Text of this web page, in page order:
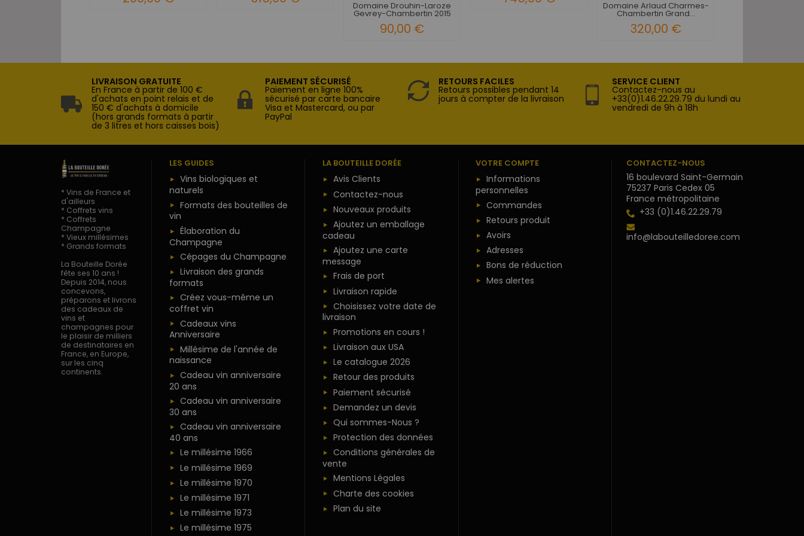
Domaine Drouhin-Laroze
Gevrey-Chambertin 2015
90,00 €
Domaine Arlaud Charmes-
Chambertin Grand...
320,00 €
LIVRAISON GRATUITE
En France à partir de 100 €
d'achats en point relais et de
150 € d'achats à domicile
(hors grands formats à partir
de 3 litres et hors caisses bois)
PAIEMENT SÉCURISÉ
Paiement en ligne 100%
sécurisé par carte bancaire
Visa et Mastercard, ou par
PayPal
RETOURS FACILES
Retours possibles pendant 14
jours à compter de la livraison
SERVICE CLIENT
Contactez-nous au
+33(0)1.46.22.29.79 du lundi au
vendredi de 9h à 18h
* Vins de France et
d'ailleurs
* Coffrets vins
* Coffrets
Champagne
* Vieux millésimes
* Grands formats
La Bouteille Dorée
fête ses 10 ans !
Depuis 2014, nous
concevons,
préparons et livrons
des cadeaux de
vins et
champagnes pour
le plaisir de milliers
de destinataires en
France, en Europe,
sur les cinq
continents.
LES GUIDES
Vins biologiques et
naturels
Formats des bouteilles de
vin
Élaboration du
Champagne
Cépages du Champagne
Livraison des grands
formats
Créez vous-même un
coffret vin
Cadeaux vins
Anniversaire
Millésime de l'année de
naissance
Cadeau vin anniversaire
20 ans
Cadeau vin anniversaire
30 ans
Cadeau vin anniversaire
40 ans
Le millésime 1966
Le millésime 1969
Le millésime 1970
Le millésime 1971
Le millésime 1973
Le millésime 1975
LA BOUTEILLE DORÉE
Avis Clients
Contactez-nous
Nouveaux produits
Ajoutez un emballage
cadeau
Ajoutez une carte
message
Frais de port
Livraison rapide
Choisissez votre date de
livraison
Promotions en cours !
Livraison aux USA
Le catalogue 2026
Retour des produits
Paiement sécurisé
Demandez un devis
Qui sommes-Nous ?
Protection des données
Conditions générales de
vente
Mentions Légales
Charte des cookies
Plan du site
VOTRE COMPTE
Informations
personnelles
Commandes
Retours produit
Avoirs
Adresses
Bons de réduction
Mes alertes
CONTACTEZ-NOUS
16 boulevard Saint-Germain
75237 Paris Cedex 05
France métropolitaine
+33 (0)1.46.22.29.79
info@labouteilledoree.com